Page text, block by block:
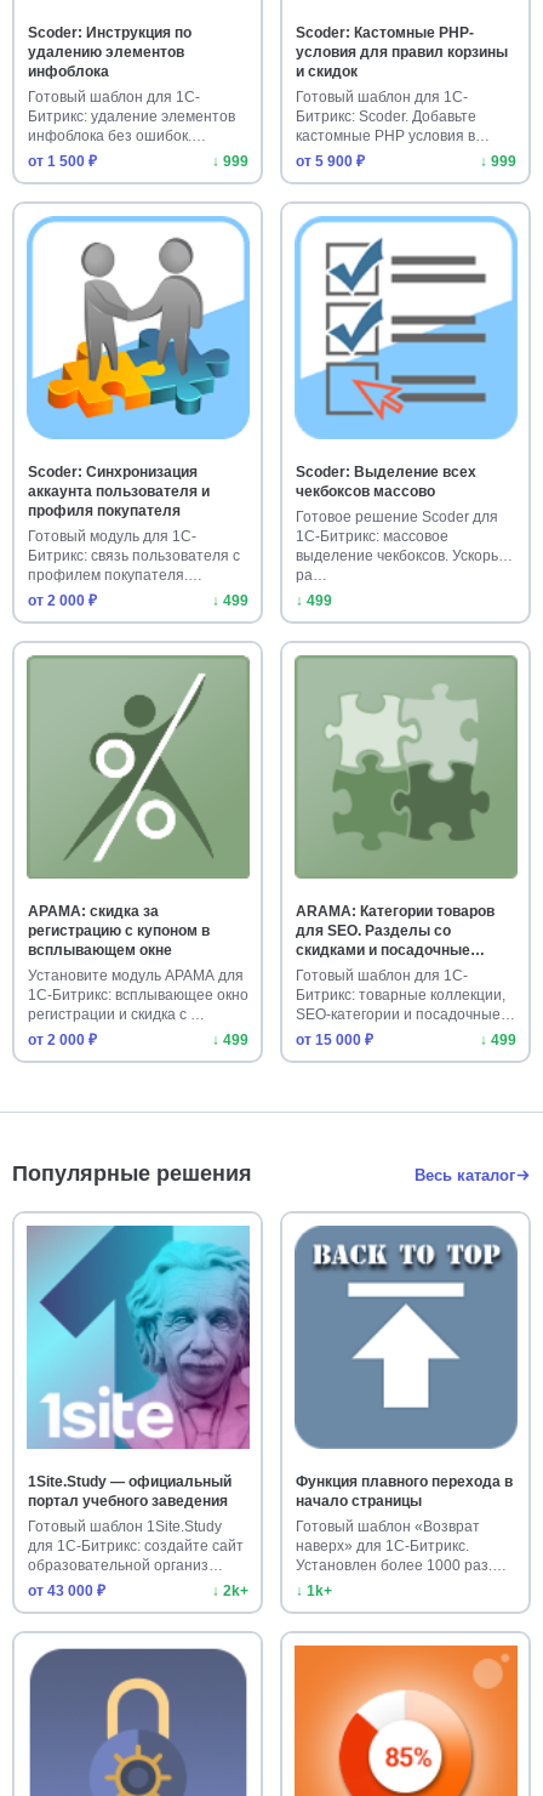
Scoder: Инструкция по
удалению элементов
инфоблока
Готовый шаблон для 1С-
Битрикс: удаление элементов
инфоблока без ошибок.
Ускорьте…
от 1 500 ₽ ↓ 999
Scoder: Кастомные PHP-
условия для правил корзины
и скидок
Готовый шаблон для 1С-
Битрикс: Scoder. Добавьте
кастомные PHP условия в
правила …
от 5 900 ₽ ↓ 999
Scoder: Синхронизация
аккаунта пользователя и
профиля покупателя
Готовый модуль для 1С-
Битрикс: связь пользователя с
профилем покупателя.
Ускорьт…
от 2 000 ₽ ↓ 499
Scoder: Выделение всех
чекбоксов массово
Готовое решение Scoder для
1С-Битрикс: массовое
выделение чекбоксов. Ускорьте
ра…
↓ 499
АРАМА: скидка за
регистрацию с купоном в
всплывающем окне
Установите модуль АРАМА для
1С-Битрикс: всплывающее окно
регистрации и скидка с …
от 2 000 ₽
↓ 499
ARAMA: Категории товаров
для SEO. Разделы со
скидками и посадочные
страницы
Готовый шаблон для 1С-
Битрикс: товарные коллекции,
SEO-категории и посадочные
ра…
от 15 000 ₽ ↓ 499
Популярные решения Весь каталог
1Site.Study — официальный
портал учебного заведения
Готовый шаблон 1Site.Study
для 1С-Битрикс: создайте сайт
образовательной организ…
от 43 000 ₽
↓ 2k+
Функция плавного перехода в
начало страницы
Готовый шаблон «Возврат
наверх» для 1С-Битрикс.
Установлен более 1000 раз.
Улучш…
↓ 1k+